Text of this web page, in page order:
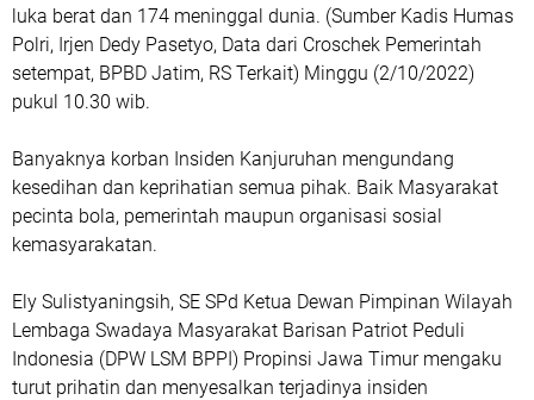
luka berat dan 174 meninggal dunia. (Sumber Kadis Humas
Polri, Irjen Dedy Pasetyo, Data dari Croschek Pemerintah
setempat, BPBD Jatim, RS Terkait) Minggu (2/10/2022)
pukul 10.30 wib.
Banyaknya korban Insiden Kanjuruhan mengundang
kesedihan dan keprihatian semua pihak. Baik Masyarakat
pecinta bola, pemerintah maupun organisasi sosial
kemasyarakatan.
Ely Sulistyaningsih, SE SPd Ketua Dewan Pimpinan Wilayah
Lembaga Swadaya Masyarakat Barisan Patriot Peduli
Indonesia (DPW LSM BPPI) Propinsi Jawa Timur mengaku
turut prihatin dan menyesalkan terjadinya insiden